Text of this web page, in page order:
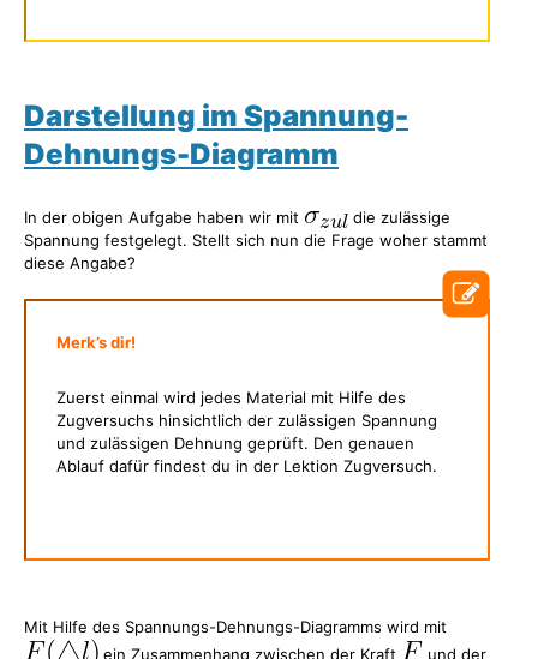
Darstellung im Spannung-
Dehnungs-Diagramm
In der obigen Aufgabe haben wir mit
die zulässige
Spannung festgelegt. Stellt sich nun die Frage woher stammt
diese Angabe?
Merk’s dir!
Zuerst einmal wird jedes Material mit Hilfe des
Zugversuchs hinsichtlich der zulässigen Spannung
und zulässigen Dehnung geprüft. Den genauen
Ablauf dafür findest du in der Lektion Zugversuch.
Mit Hilfe des Spannungs-Dehnungs-Diagramms wird mit
ein Zusammenhang zwischen der Kraft
und der